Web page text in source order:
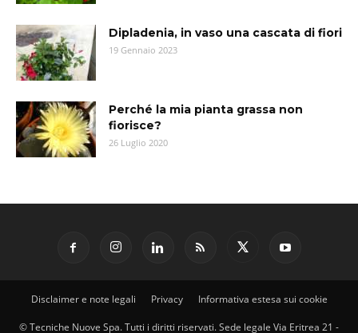
Dipladenia, in vaso una cascata di fiori
19 Gennaio 2023
Perché la mia pianta grassa non
fiorisce?
26 Luglio 2020
Disclaimer e note legali Privacy Informativa estesa sui cookie
© Tecniche Nuove Spa. Tutti i diritti riservati. Sede legale Via Eritrea 21 -